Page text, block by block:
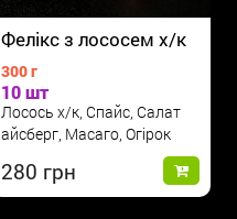
Фелікс з лососем х/к
300 г
10 шт
Лосось х/к, Спайс, Салат
айсберг, Масаго, Огірок
280